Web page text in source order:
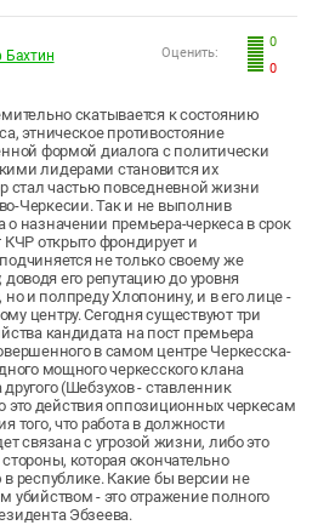
0
0
Оценить:
Бахтин
скатывается к состоянию
этническое противостояние
формой диалога с политически
лидерами становится их
стал частью повседневной жизни
Черкесии. Так и не выполнив
о назначении премьера-черкеса в срок
открыто фрондирует и
не только своему же
доводя его репутацию до уровня
но и полпреду Хлопонину, и в его лице -
центру. Сегодня существуют три
кандидата на пост премьера
в самом центре Черкесска-
мощного черкесского клана
(Шебзухов - ставленник
это действия оппозиционных черкесам
того, что работа в должности
связана с угрозой жизни, либо это
которая окончательно
в республике. Какие бы версии не
убийством - это отражение полного
Эбзеева.